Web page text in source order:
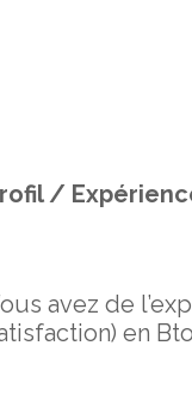
/
avez de
en